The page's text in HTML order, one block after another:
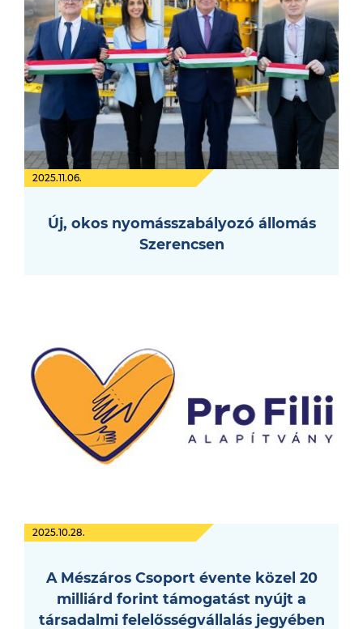
2025.11.06.
Új, okos nyomásszabályozó állomás
Szerencsen
2025.10.28.
A Mészáros Csoport évente közel 20
milliárd forint támogatást nyújt a
társadalmi felelősségvállalás jegyében